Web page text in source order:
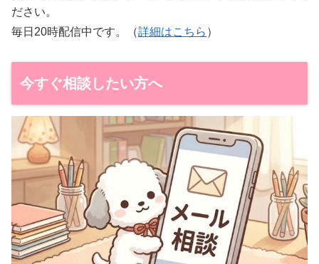
ださい。
毎日20時配信中です。（詳細はこちら ）
今すぐ相談したい方へ